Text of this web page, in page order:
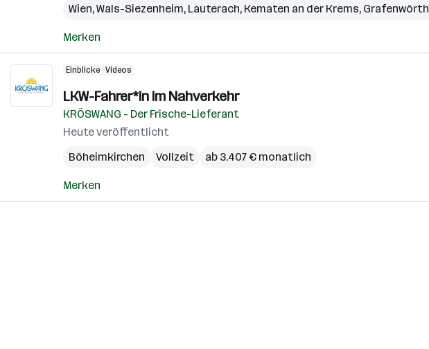
Wien,Wals-Siezenheim, Lauterach, Kematen an der Krems, Grafenwörth
Merken
Einblicke Videos
LKW-Fahrer*in im Nahverkehr
KRÖSWANG - Der Frische-Lieferant
Heute veröffentlicht
Böheimkirchen
Vollzeit ab 3.407 € monatlich
Merken